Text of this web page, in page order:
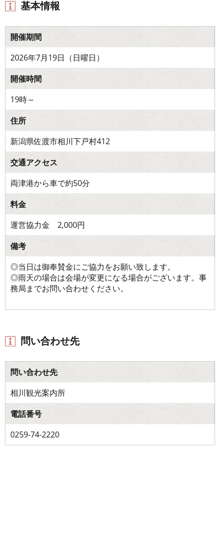
基本情報
開催期間
2026年7月19日（日曜日）
開催時間
19時～
住所
新潟県佐渡市相川下戸村412
交通アクセス
両津港から車で約50分
料金
運営協力金 2,000円
備考
◎当日は御奉賛金にご協力をお願い致します。
◎雨天の場合は会場が変更になる場合がございます。事
務局までお問い合わせください。
問い合わせ先
問い合わせ先
相川観光案内所
電話番号
0259-74-2220